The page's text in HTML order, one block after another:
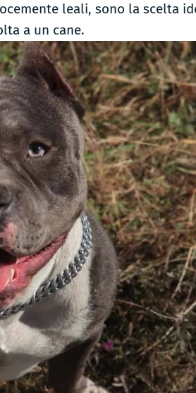
leali, sono la scelta
a un cane.